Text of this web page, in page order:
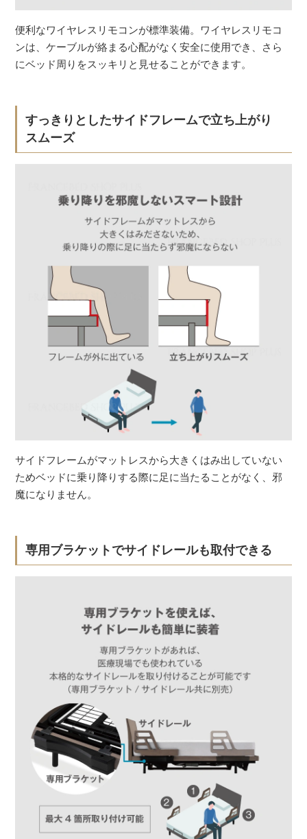
便利なワイヤレスリモコンが標準装備。ワイヤレスリモコ
ンは、ケーブルが絡まる心配がなく安全に使用でき、さら
にベッド周りをスッキリと見せることができます。
すっきりとしたサイドフレームで立ち上がり
スムーズ
サイドフレームがマットレスから大きくはみ出していない
ためベッドに乗り降りする際に足に当たることがなく、邪
魔になりません。
専用ブラケットでサイドレールも取付できる